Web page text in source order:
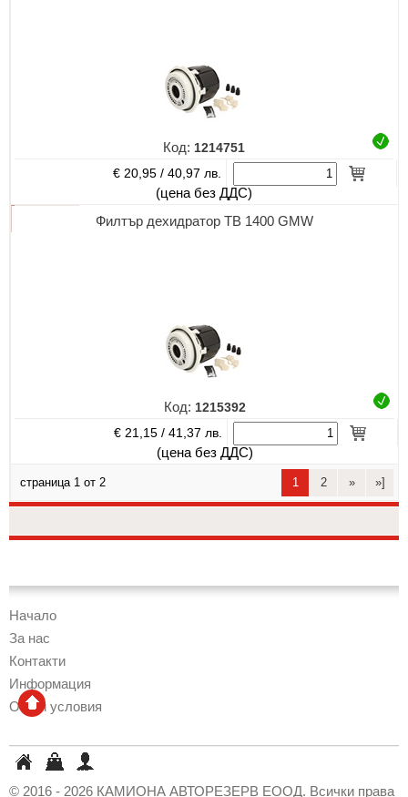
Код: 1214751
€ 20,95 /40,97 лв.
(цена без ДДС)
Филтър дехидратор TB 1400 GMW
Код: 1215392
€ 21,15 / 41,37 лв.
(цена без ДДС)
страница 1 от 2 1 2 » »]
Начало
За нас
Контакти
Информация
Общи условия
КАМИОНА
АВТОРЕЗЕРВ
Кошница
© 2016 - 2026 КАМИОНА АВТОРЕЗЕРВ ЕООД. Всички права